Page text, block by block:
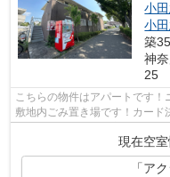
小
小
築
神
25
こちらの物件はアパートです
敷地内ごみ置き場です！カー
現在空室
「ア